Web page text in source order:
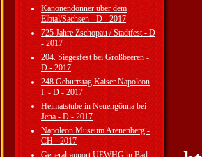
Kanonendonner über dem
Elbtal/Sachsen - D - 2017
725 Jahre Zschopau / Stadtfest - D
- 2017
204. Siegesfest bei Großbeeren -
D - 2017
248.Geburtstag Kaiser Napoleon
I. - D - 2017
Heimatstube in Neuengönna bei
Jena - D - 2017
Napoleon Museum Arenenberg -
CH - 2017
Generalrapport UEWHG in Bad